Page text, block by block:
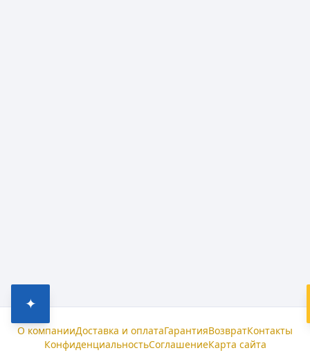
✦
О компанииДоставка и оплатаГарантияВозвратКонтакты
КонфиденциальностьСоглашениеКарта сайта